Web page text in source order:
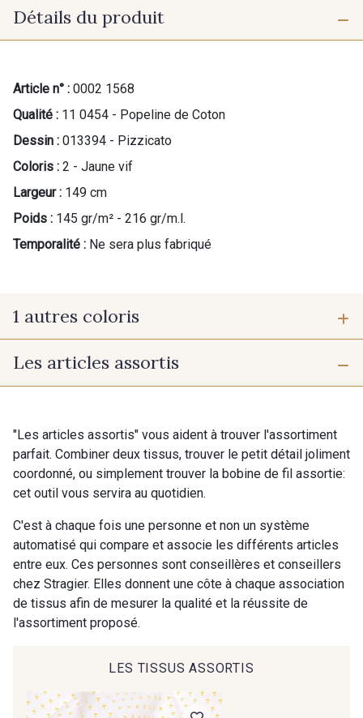
Détails du produit
Article n° : 0002 1568
Qualité : 11 0454 - Popeline de Coton
Dessin : 013394 - Pizzicato
Coloris : 2 - Jaune vif
Largeur : 149 cm
Poids : 145 gr/m² - 216 gr/m.l.
Temporalité : Ne sera plus fabriqué
1 autres coloris
1 - Menthe
Les articles assortis
"Les articles assortis" vous aident à trouver l'assortiment
parfait. Combiner deux tissus, trouver le petit détail joliment
coordonné, ou simplement trouver la bobine de fil assortie:
cet outil vous servira au quotidien.
C'est à chaque fois une personne et non un système
automatisé qui compare et associe les différents articles
entre eux. Ces personnes sont conseillères et conseillers
chez Stragier. Elles donnent une côte à chaque association
de tissus afin de mesurer la qualité et la réussite de
l'assortiment proposé.
LES TISSUS ASSORTIS